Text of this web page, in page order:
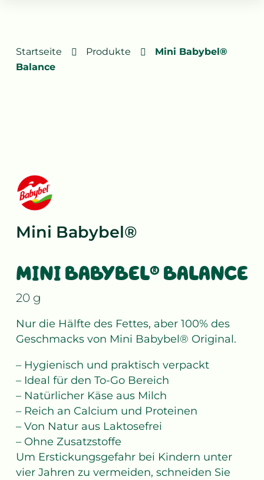
Startseite Produkte
Mini Babybel®
Balance
Mini Babybel®
MINI BABYBEL® BALANCE
20 g
Nur die Hälfte des Fettes, aber 100% des
Geschmacks von Mini Babybel® Original.
– Hygienisch und praktisch verpackt
– Ideal für den To-Go Bereich
– Natürlicher Käse aus Milch
– Reich an Calcium und Proteinen
– Von Natur aus Laktosefrei
– Ohne Zusatzstoffe
Um Erstickungsgefahr bei Kindern unter
vier Jahren zu vermeiden, schneiden Sie